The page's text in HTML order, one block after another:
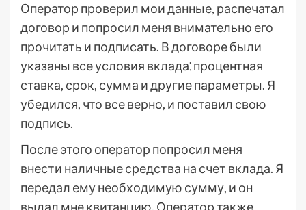
Оператор проверил мои данные, распечатал
договор и попросил меня внимательно его
прочитать и подписать. В договоре были
указаны все условия вклада⁚ процентная
ставка, срок, сумма и другие параметры. Я
убедился, что все верно, и поставил свою
подпись.
После этого оператор попросил меня
внести наличные средства на счет вклада. Я
передал ему необходимую сумму, и он
выдал мне квитанцию. Оператор также